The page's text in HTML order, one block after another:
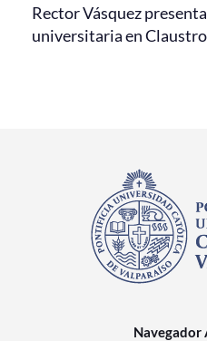
Rector Vásquez
universitaria en
Navegador